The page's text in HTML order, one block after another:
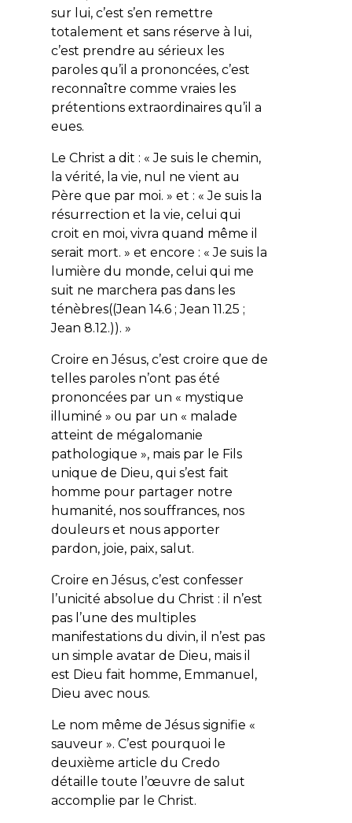
sur lui, c’est s’en remettre
totalement et sans réserve à lui,
c’est prendre au sérieux les
paroles qu’il a prononcées, c’est
reconnaître comme vraies les
prétentions extraordinaires qu’il a
eues.
Le Christ a dit : « Je suis le chemin,
la vérité, la vie, nul ne vient au
Père que par moi. » et : « Je suis la
résurrection et la vie, celui qui
croit en moi, vivra quand même il
serait mort. » et encore : « Je suis la
lumière du monde, celui qui me
suit ne marchera pas dans les
ténèbres((Jean 14.6 ; Jean 11.25 ;
Jean 8.12.)). »
Croire en Jésus, c’est croire que de
telles paroles n’ont pas été
prononcées par un « mystique
illuminé » ou par un « malade
atteint de mégalomanie
pathologique », mais par le Fils
unique de Dieu, qui s’est fait
homme pour partager notre
humanité, nos souffrances, nos
douleurs et nous apporter
pardon, joie, paix, salut.
Croire en Jésus, c’est confesser
l’unicité absolue du Christ : il n’est
pas l’une des multiples
manifestations du divin, il n’est pas
un simple avatar de Dieu, mais il
est Dieu fait homme, Emmanuel,
Dieu avec nous.
Le nom même de Jésus signifie «
sauveur ». C’est pourquoi le
deuxième article du Credo
détaille toute l’œuvre de salut
accomplie par le Christ.